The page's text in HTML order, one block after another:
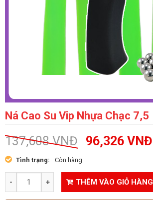
Ná Cao Su Vip Nhựa Chạc 7,5
137,608VNĐ 96,326 VNĐ
Tình trạng: Còn hàng
THÊM VÀO GIỎ HÀNG